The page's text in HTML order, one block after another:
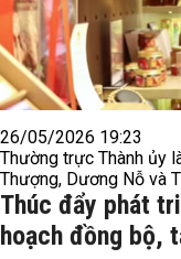
26/05/2026 19:23
Thường trực Thành ủy
Thượng, Dương Nỗ và
Thúc đẩy phát
hoạch đồng bộ,